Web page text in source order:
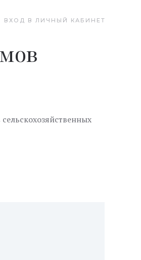
ВХОД В ЛИЧНЫЙ КАБИНЕТ